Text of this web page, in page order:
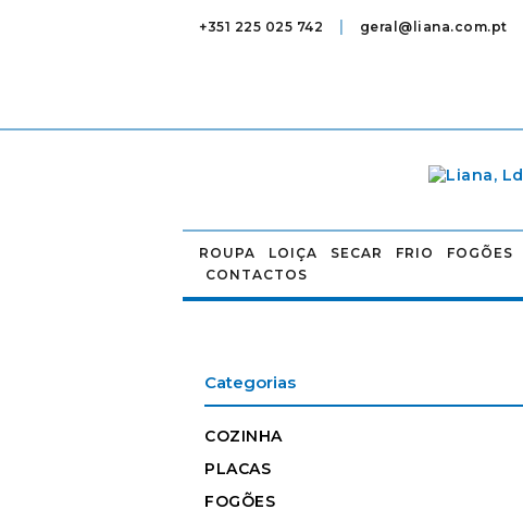
+351 225 025 742 | geral@liana.com.pt
ROUPA LOIÇA SECAR FRIO FOGÕES
CONTACTOS
Categorias
COZINHA
PLACAS
FOGÕES